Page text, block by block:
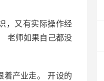
，又有实际操作经
老师如果自己都没
着产业走。 开设的